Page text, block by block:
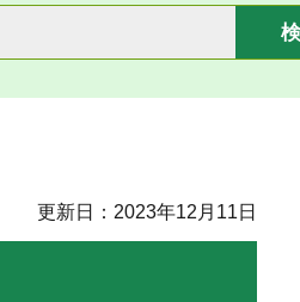
更新日：2023年12月11日